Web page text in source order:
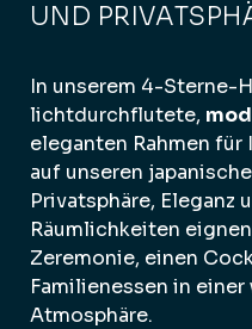
UND
In unserem 4-Sterne-
lichtdurchflutete,
eleganten Rahmen
auf unseren
Privatsphäre, Eleganz
Räumlichkeiten
Zeremonie, einen
Familienessen in
Atmosphäre.